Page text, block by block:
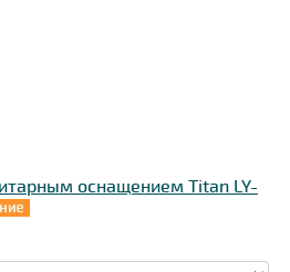
оснащением Titan LY-